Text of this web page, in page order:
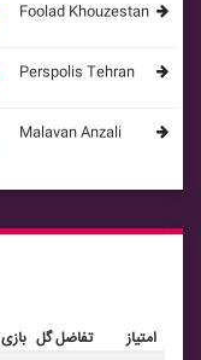
Foolad Khouzestan
Perspolis Tehran
Malavan Anzali
بازی تفاضل گل
امتیاز